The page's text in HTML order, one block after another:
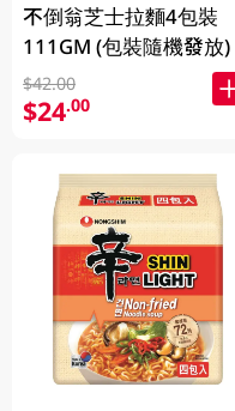
不倒翁芝士拉麵4包裝
111GM (包裝隨機發放)
$42.00
$24.00